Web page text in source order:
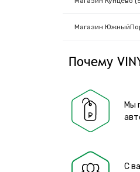
Магазин
Почему
Мы
С